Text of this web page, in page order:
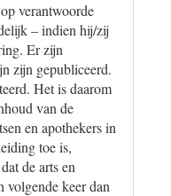
verantwoorde
– indien hij/zij
Er zijn
zijn gepubliceerd.
Het is daarom
van de
en apothekers in
toe is,
de arts en
volgende keer dan